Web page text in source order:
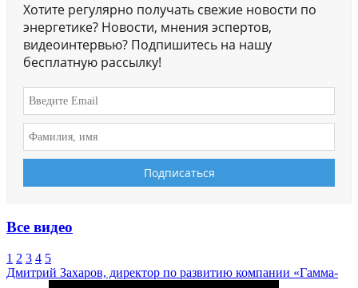
Хотите регулярно получать свежие новости по
энергетике? Новости, мнения эспертов,
видеоинтервью? Подпишитесь на нашу
бесплатную рассылку!
Все видео
1 2 3 4 5
Дмитрий Захаров, директор по развитию компании «Гамма-